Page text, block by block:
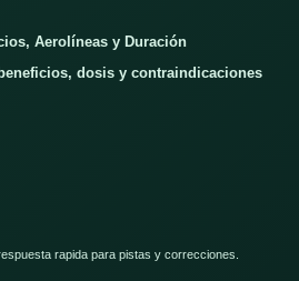
Aerolíneas y Duración
dosis y contraindicaciones
rapida para pistas y correcciones.